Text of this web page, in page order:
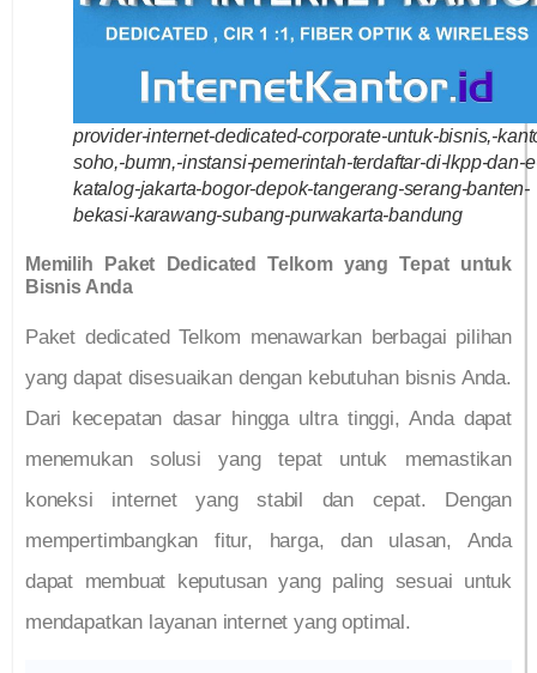
provider-internet-dedicated-corporate-untuk-bisnis,-
soho,-bumn,-instansi-pemerintah-terdaftar-di-lkpp-dan-
katalog-jakarta-bogor-depok-tangerang-serang-banten-
bekasi-karawang-subang-purwakarta-bandung
Memilih Paket Dedicated Telkom yang Tepat untuk
Bisnis Anda
Paket dedicated Telkom menawarkan berbagai pilihan
yang dapat disesuaikan dengan kebutuhan bisnis Anda.
Dari kecepatan dasar hingga ultra tinggi, Anda dapat
menemukan solusi yang tepat untuk memastikan
koneksi internet yang stabil dan cepat. Dengan
mempertimbangkan fitur, harga, dan ulasan, Anda
dapat membuat keputusan yang paling sesuai untuk
mendapatkan layanan internet yang optimal.